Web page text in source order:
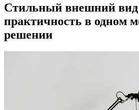
Стильный внешний
практичность в одном
решении